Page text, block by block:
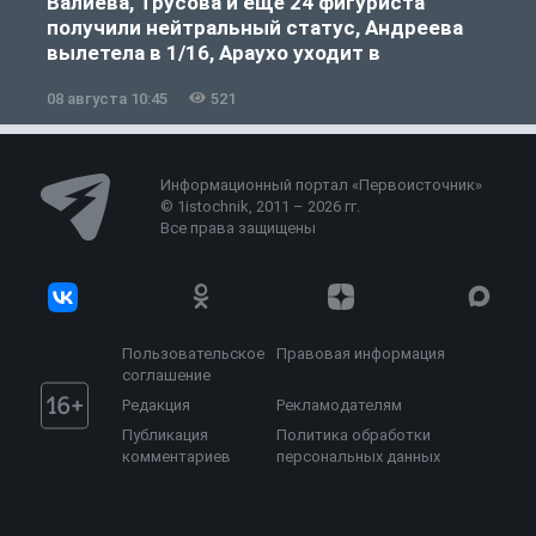
получили нейтральный статус, Андреева
вылетела в 1/16, Араухо уходит в
08 августа 10:45 521
Информационный портал «Первоисточник»
© 1istochnik, 2011 – 2026 гг.
Все права защищены
Пользовательское
соглашение
Правовая информация
Редакция
Рекламодателям
Публикация
комментариев
Политика обработки
персональных данных